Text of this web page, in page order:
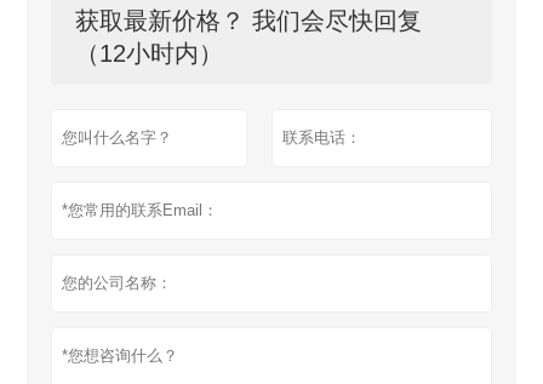
获取最新价格？ 我们会尽快回复
（12小时内）